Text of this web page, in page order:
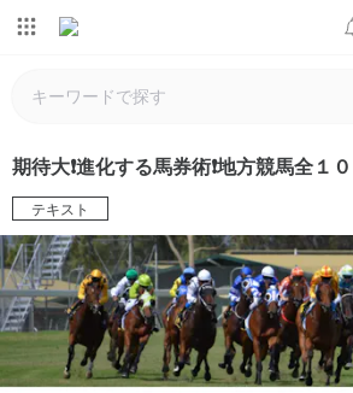
期待大❗️進化する馬券術❗️地方競馬全１
テキスト